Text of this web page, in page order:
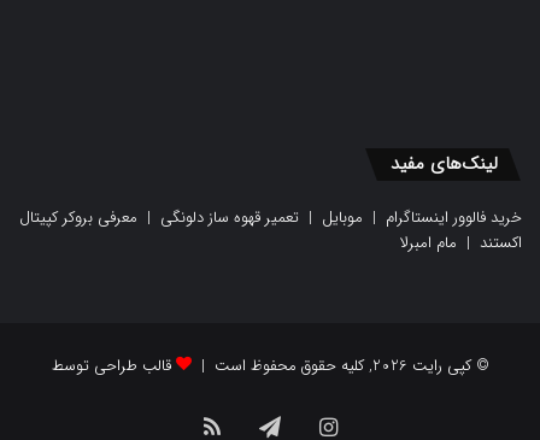
لینک‌های مفید
خرید فالوور اینستاگرام | موبایل | تعمیر قهوه ساز دلونگی | معرفی بروکر کپیتال
اکستند | مام امبرلا
© کپی رایت 2026, کلیه حقوق محفوظ است | قالب طراحی توسط
اینستاگرامتلگرامخوراک